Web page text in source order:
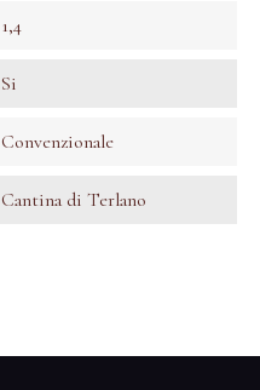
1,4
Si
Convenzionale
Cantina di Terlano